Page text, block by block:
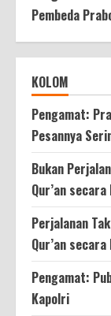
Pembeda
KOLOM
Pengamat:
Pesannya
Bukan
Qur’an
Perjalanan
Qur’an
Pengamat:
Kapolri